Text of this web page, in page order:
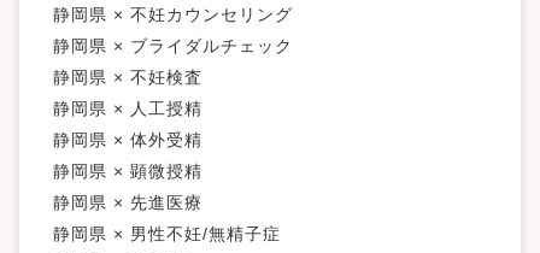
静岡県 × 不妊カウンセリング
静岡県 × ブライダルチェック
静岡県 × 不妊検査
静岡県 × 人工授精
静岡県 × 体外受精
静岡県 × 顕微授精
静岡県 × 先進医療
静岡県 × 男性不妊/無精子症